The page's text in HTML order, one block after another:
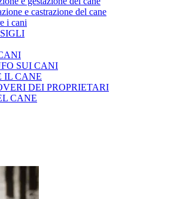
e castrazione del cane
i cani
SUI CANI
IL CANE
DEI PROPRIETARI
CANE